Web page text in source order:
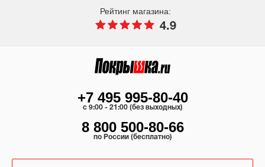
Рейтинг магазина:
4.9
+7 495 995-80-40
c 9:00 - 21:00 (без выходных)
8 800 500-80-66
по России (бесплатно)